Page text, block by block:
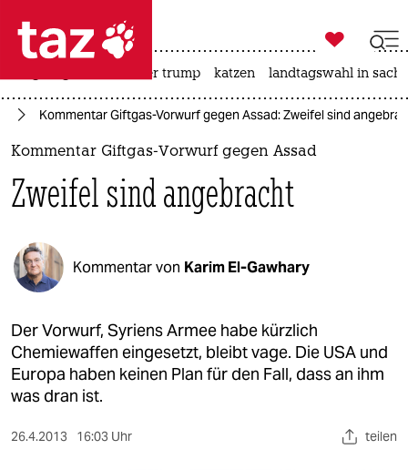
 taz zahl ich
taz zahl ich
politik
öko
gesellschaft
kultur
sport

taz zahl ich
usa unter trump katzen landtagswahl in
Kommentar Giftgas-Vorwurf gegen Assad: Zweifel sind
Kommentar Giftgas-Vorwurf gegen Assad
Zweifel sind angebracht
Kommentar von Karim El-Gawhary
Der Vorwurf, Syriens Armee habe kürzlich
Chemiewaffen eingesetzt, bleibt vage. Die USA und
Europa haben keinen Plan für den Fall, dass an ihm
was dran ist.
26.4.2013 16:03 Uhr teilen